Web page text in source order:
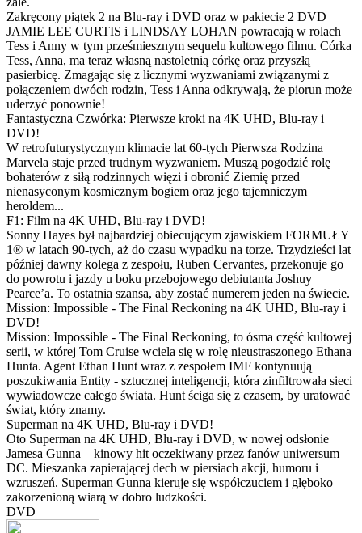
Zakręcony piątek 2 na Blu-ray i DVD oraz w pakiecie 2 DVD
JAMIE LEE CURTIS i LINDSAY LOHAN powracają w rolach
Tess i Anny w tym prześmiesznym sequelu kultowego filmu. Córka
Tess, Anna, ma teraz własną nastoletnią córkę oraz przyszłą
pasierbicę. Zmagając się z licznymi wyzwaniami związanymi z
połączeniem dwóch rodzin, Tess i Anna odkrywają, że piorun może
uderzyć ponownie!
Fantastyczna Czwórka: Pierwsze kroki na 4K UHD, Blu-ray i
DVD!
W retrofuturystycznym klimacie lat 60-tych Pierwsza Rodzina
Marvela staje przed trudnym wyzwaniem. Muszą pogodzić rolę
bohaterów z siłą rodzinnych więzi i obronić Ziemię przed
nienasyconym kosmicznym bogiem oraz jego tajemniczym
heroldem...
F1: Film na 4K UHD, Blu-ray i DVD!
Sonny Hayes był najbardziej obiecującym zjawiskiem FORMUŁY
1® w latach 90-tych, aż do czasu wypadku na torze. Trzydzieści lat
później dawny kolega z zespołu, Ruben Cervantes, przekonuje go
do powrotu i jazdy u boku przebojowego debiutanta Joshuy
Pearce’a. To ostatnia szansa, aby zostać numerem jeden na świecie.
Mission: Impossible - The Final Reckoning na 4K UHD, Blu-ray i
DVD!
Mission: Impossible - The Final Reckoning, to ósma część kultowej
serii, w której Tom Cruise wciela się w rolę nieustraszonego Ethana
Hunta. Agent Ethan Hunt wraz z zespołem IMF kontynuują
poszukiwania Entity - sztucznej inteligencji, która zinfiltrowała sieci
wywiadowcze całego świata. Hunt ściga się z czasem, by uratować
świat, który znamy.
Superman na 4K UHD, Blu-ray i DVD!
Oto Superman na 4K UHD, Blu-ray i DVD, w nowej odsłonie
Jamesa Gunna – kinowy hit oczekiwany przez fanów uniwersum
DC. Mieszanka zapierającej dech w piersiach akcji, humoru i
wzruszeń. Superman Gunna kieruje się współczuciem i głęboko
zakorzenioną wiarą w dobro ludzkości.
DVD